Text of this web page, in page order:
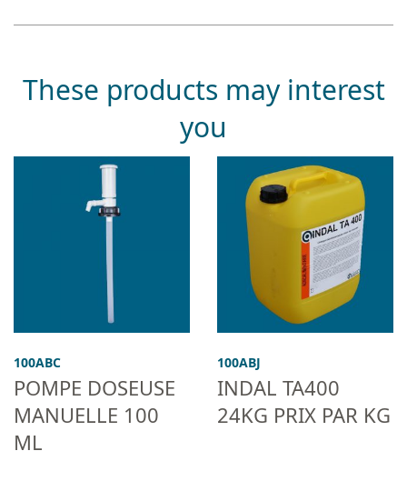
These products may interest
you
100ABC
POMPE DOSEUSE
MANUELLE 100
ML
100ABJ
INDAL TA400
24KG PRIX PAR KG